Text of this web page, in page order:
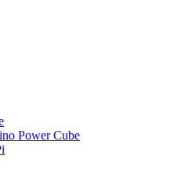
Power Cube